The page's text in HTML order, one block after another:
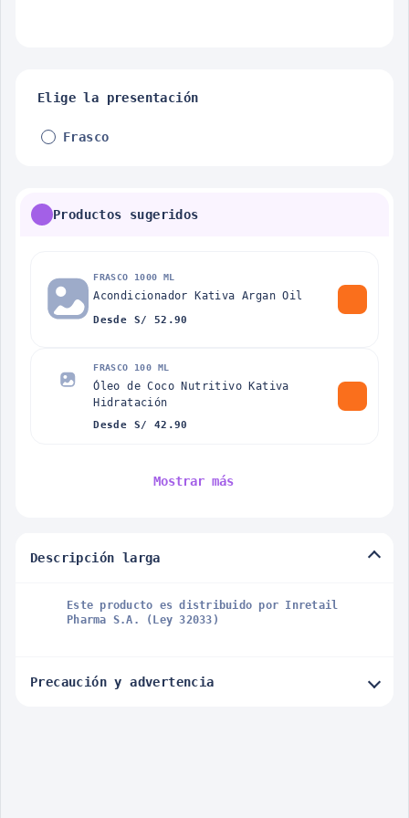
Elige la presentación
Frasco
Productos sugeridos
FRASCO 1000 ML
Acondicionador Kativa Argan Oil
Desde S/ 52.90
FRASCO 100 ML
Óleo de Coco Nutritivo Kativa
Hidratación
Desde S/ 42.90
Mostrar más
Descripción larga
Este producto es distribuido por Inretail
Pharma S.A. (Ley 32033)
Precaución y advertencia